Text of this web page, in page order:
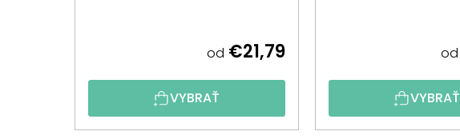
od €21,79
VYBRAŤ
od
VYBRAŤ